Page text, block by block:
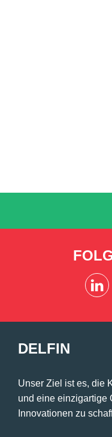
DELFIN
Unser Ziel ist es, die
und eine einzigartige
Innovationen zu